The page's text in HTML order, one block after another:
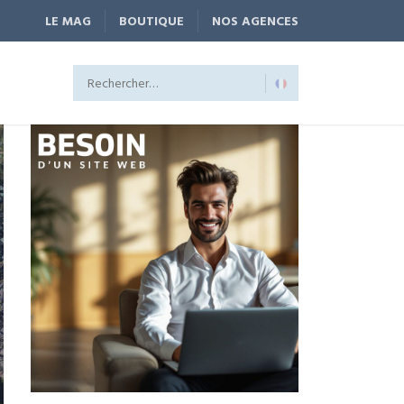
LE MAG BOUTIQUE NOS AGENCES